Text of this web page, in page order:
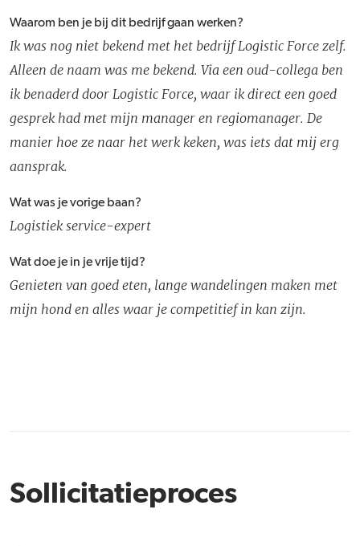
Waarom ben je bij dit bedrijf gaan werken?
Ik was nog niet bekend met het bedrijf Logistic Force zelf.
Alleen de naam was me bekend. Via een oud-collega ben
ik benaderd door Logistic Force, waar ik direct een goed
gesprek had met mijn manager en regiomanager. De
manier hoe ze naar het werk keken, was iets dat mij erg
aansprak.
Wat was je vorige baan?
Logistiek service-expert
Wat doe je in je vrije tijd?
Genieten van goed eten, lange wandelingen maken met
mijn hond en alles waar je competitief in kan zijn.
Sollicitatieproces